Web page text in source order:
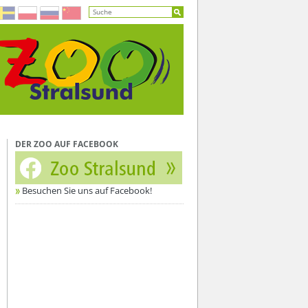
DER ZOO AUF FACEBOOK
Besuchen Sie uns auf Facebook!